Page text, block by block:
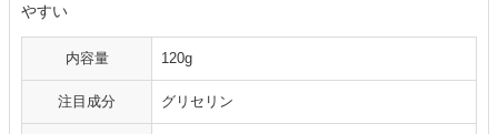
やすい
内容量 120g
注目成分 グリセリン